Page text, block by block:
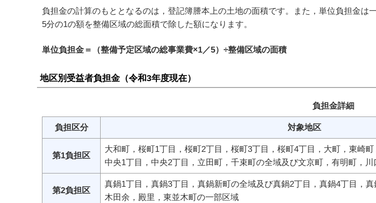
負担金の計算のもととなるのは，登記簿謄本上の土地の面積です。また，単位負担金
5分の1の額を整備区域の総面積で除した額になります。
単位負担金＝（整備予定区域の総事業費×1／5）÷整備区域の面積
地区別受益者負担金（令和3年度現在）
負担金詳細
負担区分 対象地区
第1負担区
大和町，桜町1丁目，桜町2丁目，桜町3丁目，桜町4丁目，大町，東崎
中央1丁目，中央2丁目，立田町，千束町の全域及び文京町，有明町，
第2負担区
真鍋1丁目，真鍋3丁目，真鍋新町の全域及び真鍋2丁目，真鍋4丁目，
木田余，殿里，東並木町の一部区域